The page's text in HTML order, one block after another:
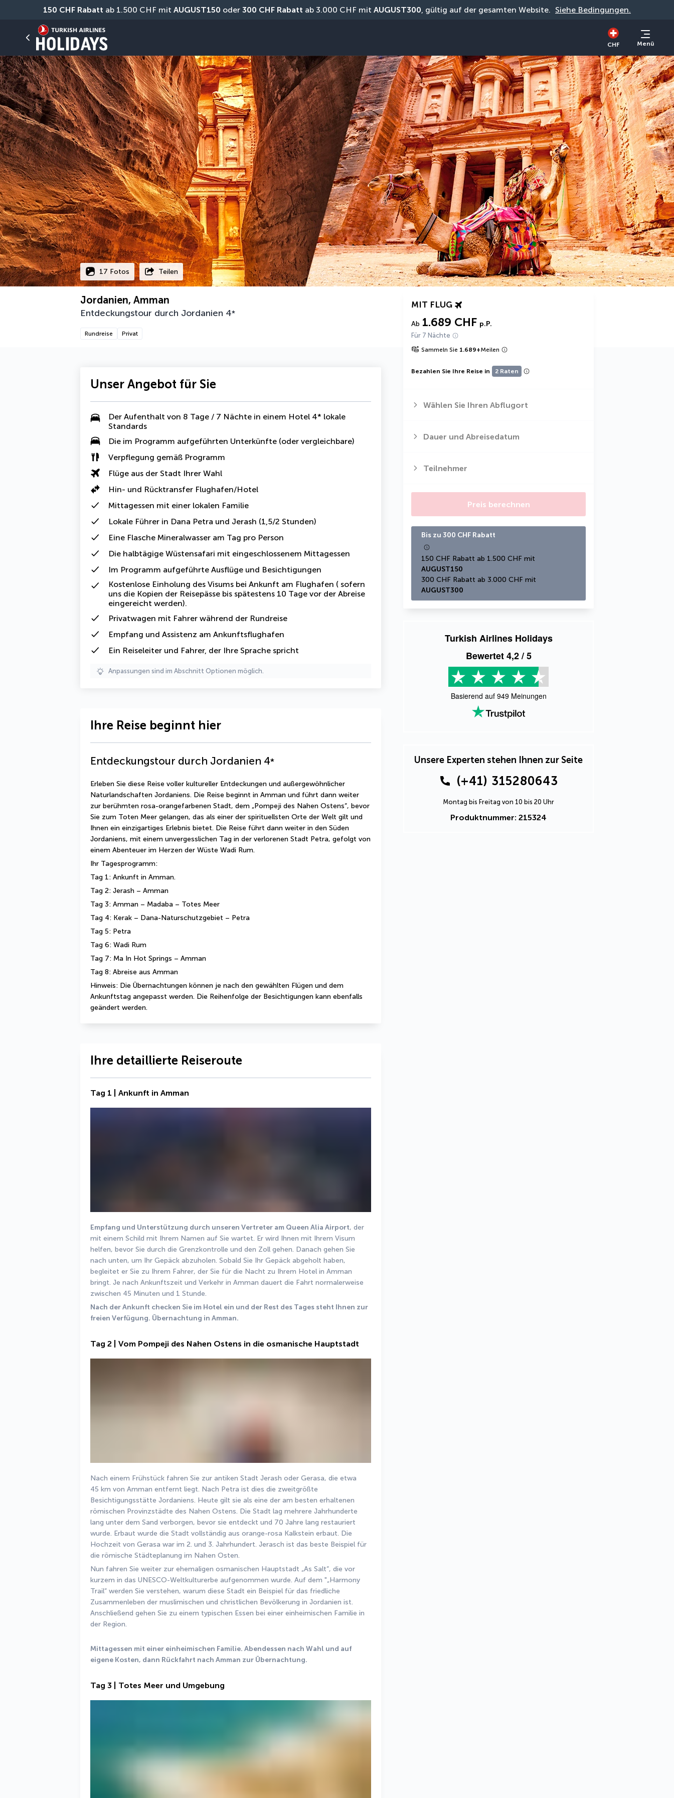
150 CHF Rabatt ab 1.500 CHF mit AUGUST150 oder 300 CHF Rabatt ab 3.000 CHF mit AUGUST300, gültig auf der gesamten Website. Siehe Bedingungen.
CHF Menü
17 Fotos Teilen
Jordanien, Amman
Entdeckungstour durch Jordanien 4*
Rundreise Privat
MIT FLUG
Ab 1.689 CHF p.P.
Für 7 Nächte
Sammeln Sie 1.689+Meilen
Bezahlen Sie Ihre Reise in 2 Raten
Wählen Sie Ihren Abflugort
Dauer und Abreisedatum
Teilnehmer
Preis berechnen
Bis zu 300 CHF Rabatt
AUGUST150
AUGUST300
Turkish Airlines Holidays
Bewertet4,2/ 5
Basierend auf 949Meinungen
Unsere Experten stehen Ihnen zur Seite
(+41) 315280643
Montag bis Freitag von 10 bis 20 Uhr
Produktnummer: 215324
Unser Angebot für Sie
Der Aufenthalt von 8 Tage / 7 Nächte in einem Hotel 4* lokale
Standards
Die im Programm aufgeführten Unterkünfte (oder vergleichbare)
Verpflegung gemäß Programm
Flüge aus der Stadt Ihrer Wahl
Hin- und Rücktransfer Flughafen/Hotel
Mittagessen mit einer lokalen Familie
Lokale Führer in Dana Petra und Jerash (1,5/2 Stunden)
Eine Flasche Mineralwasser am Tag pro Person
Die halbtägige Wüstensafari mit eingeschlossenem Mittagessen
Im Programm aufgeführte Ausflüge und Besichtigungen
Kostenlose Einholung des Visums bei Ankunft am Flughafen ( sofern
uns die Kopien der Reisepässe bis spätestens 10 Tage vor der Abreise
eingereicht werden).
Privatwagen mit Fahrer während der Rundreise
Empfang und Assistenz am Ankunftsflughafen
Ein Reiseleiter und Fahrer, der Ihre Sprache spricht
Anpassungen sind im Abschnitt Optionen möglich.
Ihre Reise beginnt hier
Entdeckungstour durch Jordanien 4*
Erleben Sie diese Reise voller kultureller Entdeckungen und außergewöhnlicher
Naturlandschaften Jordaniens. Die Reise beginnt in Amman und führt dann weiter
zur berühmten rosa-orangefarbenen Stadt, dem „Pompeji des Nahen Ostens“, bevor
Sie zum Toten Meer gelangen, das als einer der spirituellsten Orte der Welt gilt und
Ihnen ein einzigartiges Erlebnis bietet. Die Reise führt dann weiter in den Süden
Jordaniens, mit einem unvergesslichen Tag in der verlorenen Stadt Petra, gefolgt von
einem Abenteuer im Herzen der Wüste Wadi Rum.
Ihr Tagesprogramm:
Tag 1: Ankunft in Amman.
Tag 2: Jerash – Amman
Tag 3: Amman – Madaba – Totes Meer
Tag 4: Kerak – Dana-Naturschutzgebiet – Petra
Tag 5: Petra
Tag 6: Wadi Rum
Tag 7: Ma In Hot Springs – Amman
Tag 8: Abreise aus Amman
Hinweis: Die Übernachtungen können je nach den gewählten Flügen und dem
Ankunftstag angepasst werden. Die Reihenfolge der Besichtigungen kann ebenfalls
geändert werden.
Ihre detaillierte Reiseroute
Tag 1 | Ankunft in Amman
Empfang und Unterstützung durch unseren Vertreter am Queen Alia Airport, der
mit einem Schild mit Ihrem Namen auf Sie wartet. Er wird Ihnen mit Ihrem Visum
helfen, bevor Sie durch die Grenzkontrolle und den Zoll gehen. Danach gehen Sie
nach unten, um Ihr Gepäck abzuholen. Sobald Sie Ihr Gepäck abgeholt haben,
begleitet er Sie zu Ihrem Fahrer, der Sie für die Nacht zu Ihrem Hotel in Amman
bringt. Je nach Ankunftszeit und Verkehr in Amman dauert die Fahrt normalerweise
zwischen 45 Minuten und 1 Stunde.
Nach der Ankunft checken Sie im Hotel ein und der Rest des Tages steht Ihnen zur
freien Verfügung. Übernachtung in Amman.
Tag 2 | Vom Pompeji des Nahen Ostens in die osmanische Hauptstadt
Nach einem Frühstück fahren Sie zur antiken Stadt Jerash oder Gerasa, die etwa
45 km von Amman entfernt liegt. Nach Petra ist dies die zweitgrößte
Besichtigungsstätte Jordaniens. Heute gilt sie als eine der am besten erhaltenen
römischen Provinzstädte des Nahen Ostens. Die Stadt lag mehrere Jahrhunderte
lang unter dem Sand verborgen, bevor sie entdeckt und 70 Jahre lang restauriert
wurde. Erbaut wurde die Stadt vollständig aus orange-rosa Kalkstein erbaut. Die
Hochzeit von Gerasa war im 2. und 3. Jahrhundert. Jerasch ist das beste Beispiel für
die römische Städteplanung im Nahen Osten.
Nun fahren Sie weiter zur ehemaligen osmanischen Hauptstadt „As Salt“, die vor
kurzem in das UNESCO-Weltkulturerbe aufgenommen wurde. Auf dem "„Harmony
Trail“ werden Sie verstehen, warum diese Stadt ein Beispiel für das friedliche
Zusammenleben der muslimischen und christlichen Bevölkerung in Jordanien ist.
Anschließend gehen Sie zu einem typischen Essen bei einer einheimischen Familie in
der Region.
Mittagessen mit einer einheimischen Familie. Abendessen nach Wahl und auf
eigene Kosten, dann Rückfahrt nach Amman zur Übernachtung.
Tag 3 | Totes Meer und Umgebung